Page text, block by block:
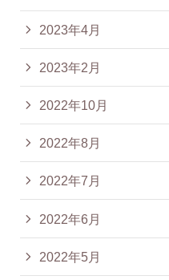
2023年4月
2023年2月
2022年10月
2022年8月
2022年7月
2022年6月
2022年5月